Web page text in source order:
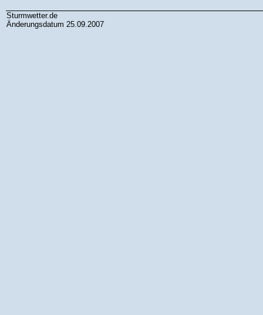
Sturmwetter.de
Änderungsdatum 25.09.2007